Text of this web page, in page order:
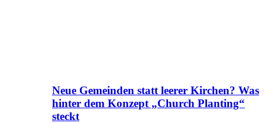
Neue Gemeinden statt leerer Kirchen? Was
hinter dem Konzept „Church Planting“
steckt